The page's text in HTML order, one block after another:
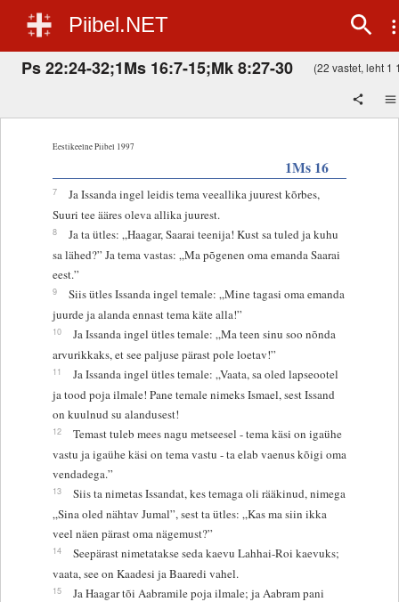
Piibel.NET
Ps 22:24-32;1Ms 16:7-15;Mk 8:27-30 (22 vastet, leht 1
Eestikeelne Piibel 1997
1Ms 16
7
Ja Issanda ingel leidis tema veeallika juurest kõrbes,
Suuri tee ääres oleva allika juurest.
8
Ja ta ütles: „Haagar, Saarai teenija! Kust sa tuled ja kuhu
sa lähed?” Ja tema vastas: „Ma põgenen oma emanda Saarai
eest.”
9
Siis ütles Issanda ingel temale: „Mine tagasi oma emanda
juurde ja alanda ennast tema käte alla!”
10
Ja Issanda ingel ütles temale: „Ma teen sinu soo nõnda
arvurikkaks, et see paljuse pärast pole loetav!”
11
Ja Issanda ingel ütles temale: „Vaata, sa oled lapseootel
ja tood poja ilmale! Pane temale nimeks Ismael, sest Issand
on kuulnud su alandusest!
12
Temast tuleb mees nagu metseesel - tema käsi on igaühe
vastu ja igaühe käsi on tema vastu - ta elab vaenus kõigi oma
vendadega.”
13
Siis ta nimetas Issandat, kes temaga oli rääkinud, nimega
„Sina oled nähtav Jumal”, sest ta ütles: „Kas ma siin ikka
veel näen pärast oma nägemust?”
14
Seepärast nimetatakse seda kaevu Lahhai-Roi kaevuks;
vaata, see on Kaadesi ja Baaredi vahel.
15
Ja Haagar tõi Aabramile poja ilmale; ja Aabram pani